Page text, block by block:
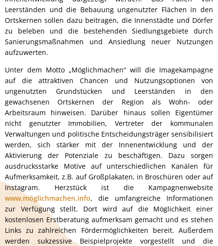
Leerständen und die Bebauung ungenutzter Flächen in den
Ortskernen sollen dazu beitragen, die Innenstädte und Dörfer
zu beleben und die bestehenden Siedlungsgebiete durch
Sanierungsmaßnahmen und Ansiedlung neuer Nutzungen
aufzuwerten.
Unter dem Motto „Möglichmachen“ will die Imagekampagne
auf die attraktiven Chancen und Nutzungsoptionen von
ungenutzten Grundstücken und Leerständen in den
gewachsenen Ortskernen der Region als Wohn- oder
Arbeitsraum hinweisen. Darüber hinaus sollen Eigentümer
nicht genutzter Immobilien, Vertreter der kommunalen
Verwaltungen und politische Entscheidungsträger sensibilisiert
werden, sich stärker mit der Innenentwicklung und der
Aktivierung der Potenziale zu beschäftigen. Dazu sorgen
ausdrucksstarke Motive auf unterschiedlichen Kanälen für
Aufmerksamkeit, z.B. auf Großplakaten, in Broschüren oder auf
Instagram. Herzstück ist die Kampagnenwebsite
www.möglichmachen.info, die umfangreiche Informationen
zur Verfügung stellt. Dort wird auf die Möglichkeit einer
kostenlosen Erstberatung aufmerksam gemacht und es stehen
Links zu zahlreichen Fördermöglichkeiten bereit. Außerdem
werden sukzessive Beispielprojekte vorgestellt und die